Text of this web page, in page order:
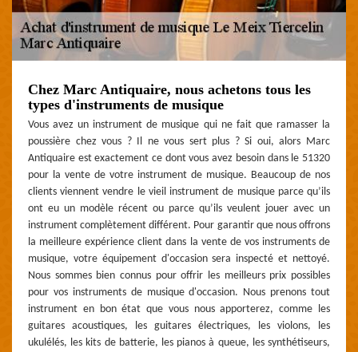
Chez Marc Antiquaire, nous achetons tous les
types d'instruments de musique
Vous avez un instrument de musique qui ne fait que ramasser la
poussière chez vous ? Il ne vous sert plus ? Si oui, alors Marc
Antiquaire est exactement ce dont vous avez besoin dans le 51320
pour la vente de votre instrument de musique. Beaucoup de nos
clients viennent vendre le vieil instrument de musique parce qu’ils
ont eu un modèle récent ou parce qu’ils veulent jouer avec un
instrument complètement différent. Pour garantir que nous offrons
la meilleure expérience client dans la vente de vos instruments de
musique, votre équipement d'occasion sera inspecté et nettoyé.
Nous sommes bien connus pour offrir les meilleurs prix possibles
pour vos instruments de musique d'occasion. Nous prenons tout
instrument en bon état que vous nous apporterez, comme les
guitares acoustiques, les guitares électriques, les violons, les
ukulélés, les kits de batterie, les pianos à queue, les synthétiseurs,